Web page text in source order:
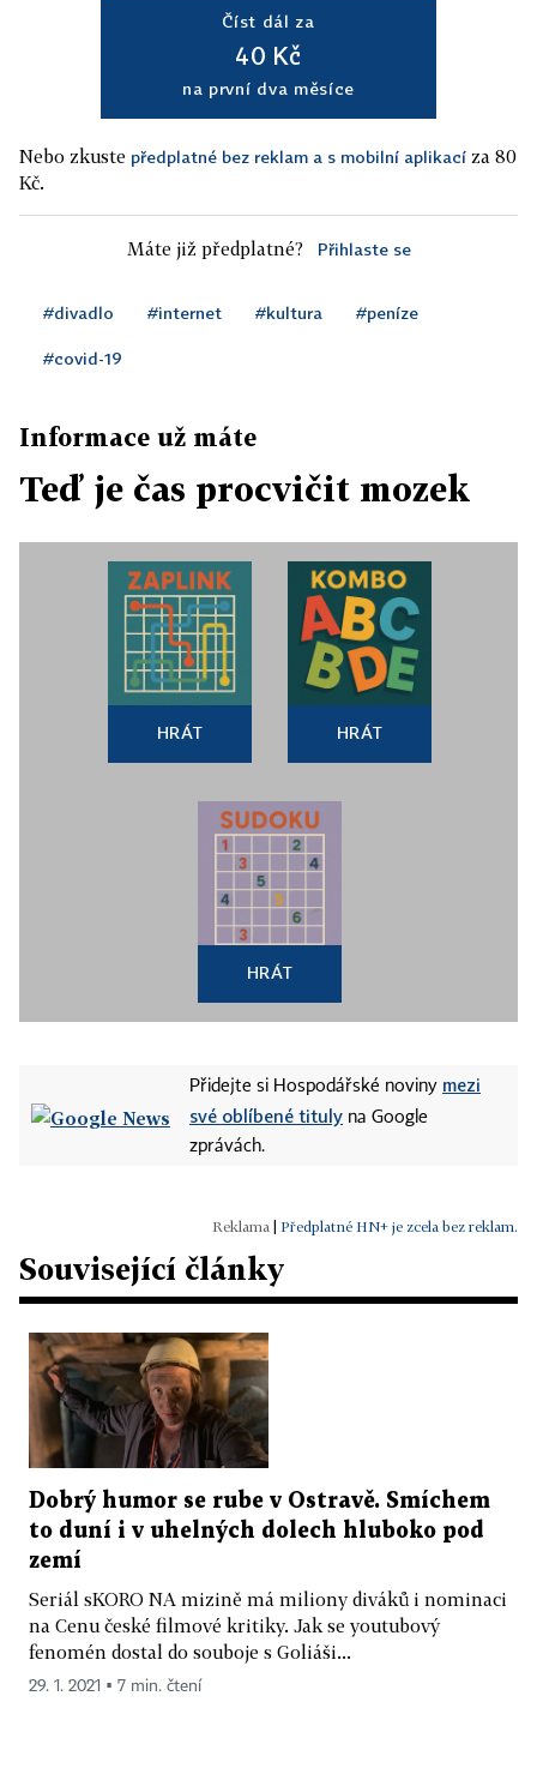
Číst dál za
40 Kč
na první dva měsíce
Nebo zkuste předplatné bez reklam a s mobilní aplikací za 80
Kč.
Máte již předplatné? Přihlaste se
#divadlo #internet #kultura #peníze
#covid-19
Informace už máte
Teď je čas procvičit mozek
HRÁT HRÁT
HRÁT
Přidejte si Hospodářské noviny mezi
své oblíbené tituly na Google
zprávách.
Předplatné HN+ je zcela bez reklam.
Související články
Dobrý humor se rube v Ostravě. Smíchem
to duní i v uhelných dolech hluboko pod
zemí
Seriál sKORO NA mizině má miliony diváků i nominaci
na Cenu české filmové kritiky. Jak se youtubový
fenomén dostal do souboje s Goliáši...
29. 1. 2021 ▪ 7 min. čtení